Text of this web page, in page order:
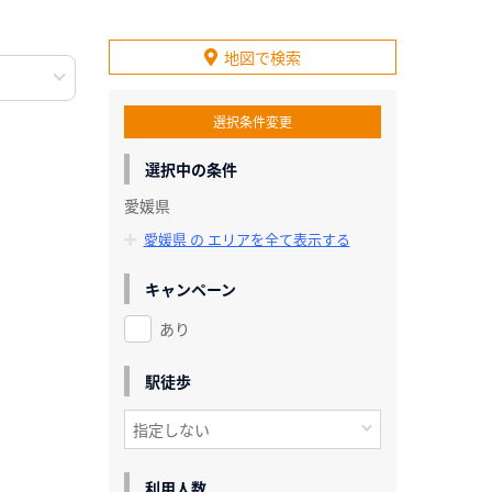
地図で検索
選択条件変更
選択中の条件
愛媛県
愛媛県 の エリアを全て表示する
キャンペーン
あり
駅徒歩
利用人数